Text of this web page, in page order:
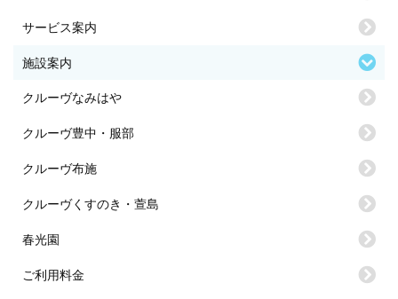
サービス案内
施設案内
クルーヴなみはや
クルーヴ豊中・服部
クルーヴ布施
クルーヴくすのき・萱島
春光園
ご利用料金